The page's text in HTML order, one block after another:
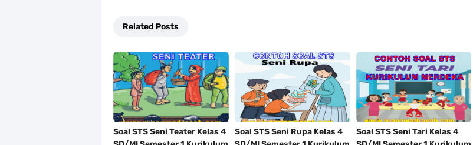
Related Posts
Soal STS Seni Teater Kelas 4
Soal STS Seni Rupa Kelas 4
Soal STS Seni Tari Kelas 4